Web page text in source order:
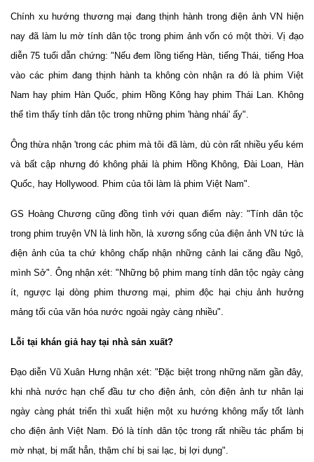
Chính xu hướng thương mại đang thịnh hành trong điện ảnh VN hiện
nay đã làm lu mờ tính dân tộc trong phim ảnh vốn có một thời. Vị đạo
diễn 75 tuổi dẫn chứng: "Nếu đem lồng tiếng Hàn, tiếng Thái, tiếng Hoa
vào các phim đang thịnh hành ta không còn nhận ra đó là phim Việt
Nam hay phim Hàn Quốc, phim Hồng Kông hay phim Thái Lan. Không
thể tìm thấy tính dân tộc trong những phim 'hàng nhái' ấy".
Ông thừa nhận 'trong các phim mà tôi đã làm, dù còn rất nhiều yếu kém
và bất cập nhưng đó không phải là phim Hồng Không, Đài Loan, Hàn
Quốc, hay Hollywood. Phim của tôi làm là phim Việt Nam".
GS Hoàng Chương cũng đồng tình với quan điểm này: "Tính dân tộc
trong phim truyện VN là linh hồn, là xương sống của điện ảnh VN tức là
điện ảnh của ta chứ không chấp nhận những cảnh lai căng đầu Ngô,
mình Sở". Ông nhận xét: "Những bộ phim mang tính dân tộc ngày càng
ít, ngược lại dòng phim thương mại, phim độc hại chịu ảnh hưởng
mảng tối của văn hóa nước ngoài ngày càng nhiều".
Lỗi tại khán giả hay tại nhà sản xuất?
Đạo diễn Vũ Xuân Hưng nhận xét: "Đặc biệt trong những năm gần đây,
khi nhà nước hạn chế đầu tư cho điện ảnh, còn điện ảnh tư nhân lại
ngày càng phát triển thì xuất hiện một xu hướng không mấy tốt lành
cho điện ảnh Việt Nam. Đó là tính dân tộc trong rất nhiều tác phẩm bị
mờ nhạt, bị mất hẳn, thậm chí bị sai lạc, bị lợi dụng".